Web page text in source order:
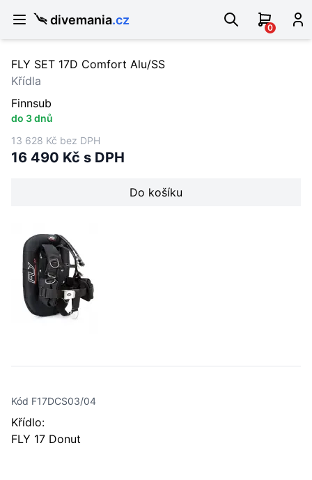
divemania.cz
0
FLY SET 17D Comfort Alu/SS
Křídla
Finnsub
do 3 dnů
13 628 Kč bez DPH
16 490 Kč s DPH
Do košíku
Kód F17DCS03/04
Křídlo:
FLY 17 Donut